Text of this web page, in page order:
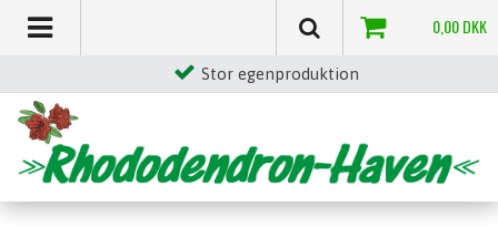
Stor egenproduktion
0,00DKK